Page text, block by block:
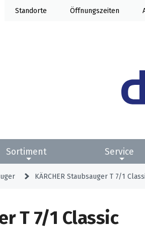
Standorte Öffnung
Sortiment Service
KÄRCHER Staubsauger T 7/1
T 7/1 Classic